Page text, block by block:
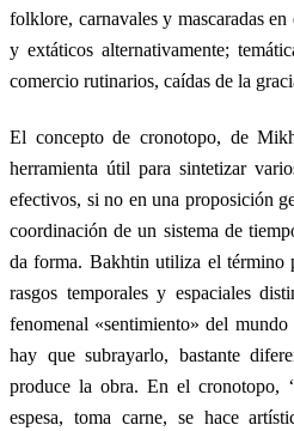
folklore, carnavales y mascaradas
y extáticos alternativamente;
comercio rutinarios, caídas de la
El concepto de cronotopo, de
herramienta útil para sintetizar
efectivos, si no en una proposición
coordinación de un sistema de
da forma. Bakhtin utiliza el término
rasgos temporales y espaciales
fenomenal «sentimiento» del
hay que subrayarlo, bastante
produce la obra. En el cronotopo,
espesa, toma carne, se hace